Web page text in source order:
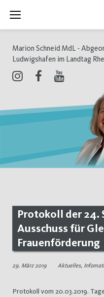
Inhalt
Marion Schneid MdL -
Ludwigshafen im Landtag
Protokoll der 24.
Ausschuss für
Frauenförderung
29. März 2019 Aktuelles,
Protokoll vom 20.03.2019. Tagesordnungspunkte: